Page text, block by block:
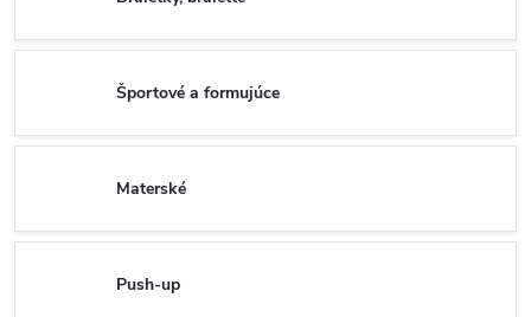
Športové a formujúce
Materské
Push-up